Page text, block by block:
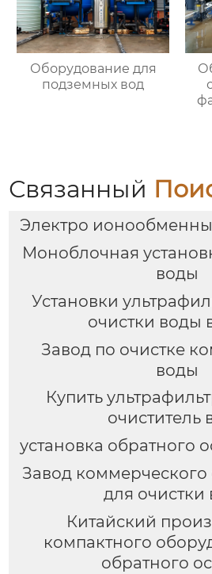
Оборудование для
подземных вод
Связанный
Электро
Моноблочная
воды
Установки
очистки воды
Завод по очистке
воды
Купить
очиститель
установка обратного
Завод
для очистки
Китайский
компактного
обратного